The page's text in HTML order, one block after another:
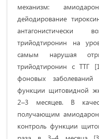
механизм:
дейодирование
антагонистически
трийодтиронин на
самым нарушая
трийодтиронин с ТТГ
фоновых
функции щитовидной
2–3 месяцев. В
получающим
контроль функции